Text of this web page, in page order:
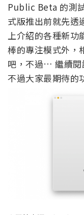
Public Beta 的測
式版推出前就先透
上介紹的各種新功
棒的專注模式外，
吧，不過… 繼續閱
不過大家最期待的